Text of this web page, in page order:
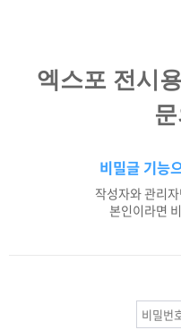
엑스포 전시
비밀글 기능
작성자와 관리
본인이라면